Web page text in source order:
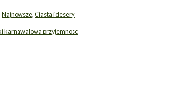
,Najnowsze,Ciasta i desery
karnawalowa przyjemnosc